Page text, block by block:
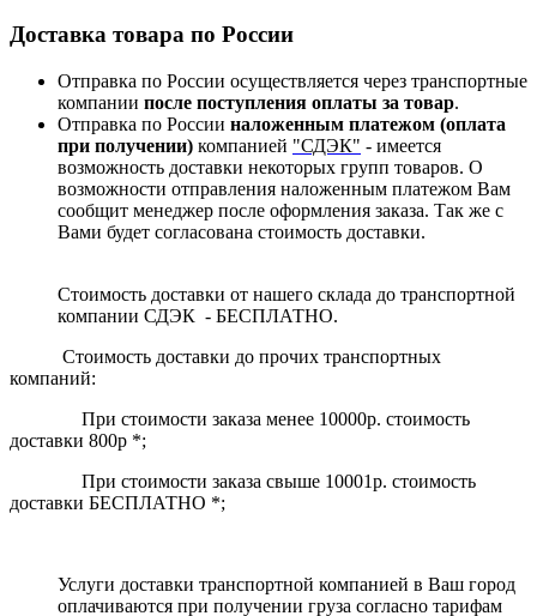
Доставка товара по России
Отправка по России осуществляется через транспортные
компании после поступления оплаты за товар.
Отправка по России наложенным платежом (оплата
при получении) компанией "СДЭК" - имеется
возможность доставки некоторых групп товаров. О
возможности отправления наложенным платежом Вам
сообщит менеджер после оформления заказа. Так же с
Вами будет согласована стоимость доставки.
Стоимость доставки от нашего склада до транспортной
компании СДЭК - БЕСПЛАТНО.
Стоимость доставки до прочих транспортных
компаний:
При стоимости заказа менее 10000р. стоимость
доставки 800р *;
При стоимости заказа свыше 10001р. стоимость
доставки БЕСПЛАТНО *;
Услуги доставки транспортной компанией в Ваш город
оплачиваются при получении груза согласно тарифам